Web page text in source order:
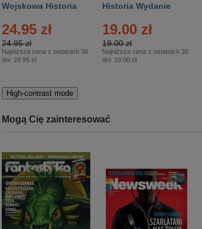
Wojskowa Historia
24.95 zł
24.95 zł
Najniższa cena z ostatnich 30
dni: 24.95 zł
Historia Wydanie
– 2/2026
19.00 zł
19.00 zł
Najniższa cena z ostatnich 30
dni: 19.00 zł
High-contrast mode
Mogą Cię zainteresować